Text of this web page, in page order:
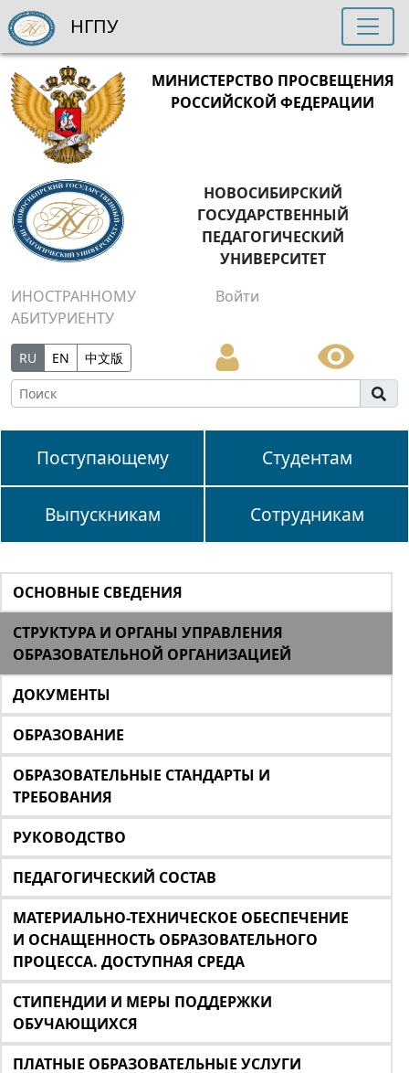
МИНИСТЕРСТВО ПРОСВЕЩЕНИЯ
РОССИЙСКОЙ ФЕДЕРАЦИИ
НОВОСИБИРСКИЙ
ГОСУДАРСТВЕННЫЙ
ПЕДАГОГИЧЕСКИЙ
УНИВЕРСИТЕТ
ИНОСТРАННОМУ
АБИТУРИЕНТУ
Войти
RU EN 中文版
Поступающему Студентам
Выпускникам Сотрудникам
НГПУ
ОСНОВНЫЕ СВЕДЕНИЯ
СТРУКТУРА И ОРГАНЫ УПРАВЛЕНИЯ
ОБРАЗОВАТЕЛЬНОЙ ОРГАНИЗАЦИЕЙ
ДОКУМЕНТЫ
ОБРАЗОВАНИЕ
ОБРАЗОВАТЕЛЬНЫЕ СТАНДАРТЫ И
ТРЕБОВАНИЯ
РУКОВОДСТВО
ПЕДАГОГИЧЕСКИЙ СОСТАВ
МАТЕРИАЛЬНО-ТЕХНИЧЕСКОЕ ОБЕСПЕЧЕНИЕ
И ОСНАЩЕННОСТЬ ОБРАЗОВАТЕЛЬНОГО
ПРОЦЕССА. ДОСТУПНАЯ СРЕДА
СТИПЕНДИИ И МЕРЫ ПОДДЕРЖКИ
ОБУЧАЮЩИХСЯ
ПЛАТНЫЕ ОБРАЗОВАТЕЛЬНЫЕ УСЛУГИ